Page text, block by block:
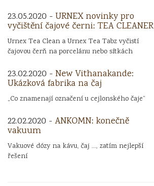
23.05.2020 - URNEX novinky pro
vyčištění čajové černi: TEA CLEANER
Urnex Tea Clean a Urnex Tea Tabz vyčistí
čajovou čerň na porcelánu nebo sítkách
23.02.2020 - New Vithanakande:
Ukázková fabrika na čaj
„Co znamenají označení u cejlonského čaje“
22.02.2020 - ANKOMN: konečně
vakuum
Vakuové dózy na kávu, čaj ..., zatím nejlepší
řešení